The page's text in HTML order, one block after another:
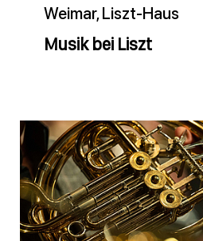
Weimar, Liszt-Haus
Musik bei Liszt